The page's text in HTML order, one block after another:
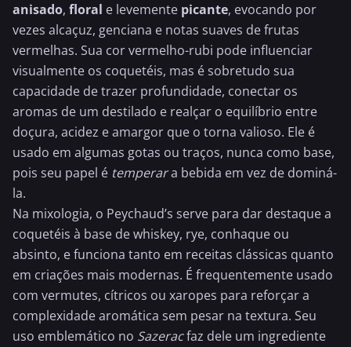
anisado, floral e levemente picante, evocando por
vezes alcaçuz, genciana e notas suaves de frutas
vermelhas. Sua cor vermelho-rubi pode influenciar
visualmente os coquetéis, mas é sobretudo sua
capacidade de trazer profundidade, conectar os
aromas de um destilado e realçar o equilíbrio entre
doçura, acidez e amargor que o torna valioso. Ele é
usado em algumas gotas ou traços, nunca como base,
pois seu papel é temperara bebida em vez de dominá-
la.
Na mixologia, o Peychaud’s serve para dar destaque a
coquetéis à base de whiskey, rye, conhaque ou
absinto, e funciona tanto em receitas clássicas quanto
em criações mais modernas. É frequentemente usado
com vermutes, cítricos ou xaropes para reforçar a
complexidade aromática sem pesar na textura. Seu
uso emblemático no Sazeracfaz dele um ingrediente